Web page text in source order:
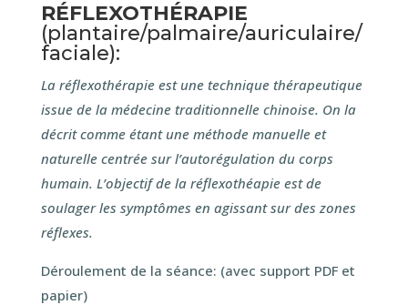
RÉFLEXOTHÉRAPIE
(plantaire/palmaire/auriculaire/
faciale):
La réflexothérapie est une technique thérapeutique
issue de la médecine traditionnelle chinoise. On la
décrit comme étant une méthode manuelle et
naturelle centrée sur l’autorégulation du corps
humain. L’objectif de la réflexothéapie est de
soulager les symptômes en agissant sur des zones
réflexes.
Déroulement de la séance: (avec support PDF et
papier)